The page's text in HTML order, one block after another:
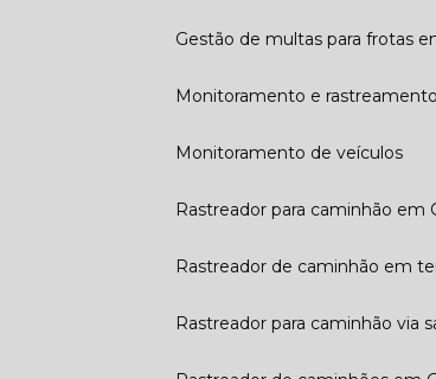
Gestão de multas para frotas
Monitoramento e
Monitoramento de veículos
Rastreador para caminhão em
Rastreador de caminhão em
Rastreador para caminhão via